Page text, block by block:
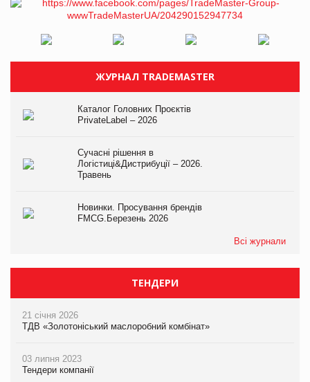
ЖУРНАЛ TRADEMASTER
Каталог Головних Проєктів
PrivateLabel – 2026
Сучасні рішення в
Логістиці&Дистрибуції – 2026.
Травень
Новинки. Просування брендів
FMCG.Березень 2026
Всі журнали
ТЕНДЕРИ
21 січня 2026
ТДВ «Золотоніський маслоробний комбінат»
03 липня 2023
Тендери компанії